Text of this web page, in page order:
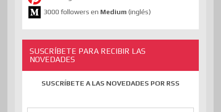
3000 followers en Medium (inglés)
SUSCRÍBETE PARA RECIBIR LAS
NOVEDADES
SUSCRÍBETE A LAS NOVEDADES POR RSS